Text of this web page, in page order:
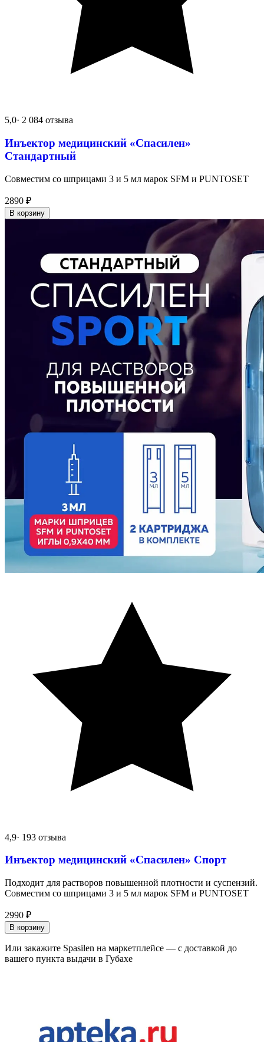
5,0· 2 084 отзыва
Инъектор медицинский «Спасилен»
Стандартный
Совместим со шприцами 3 и 5 мл марок SFM и PUNTOSET
2890 ₽
В корзину
4,9· 193 отзыва
Инъектор медицинский «Спасилен» Спорт
Подходит для растворов повышенной плотности и суспензий.
Совместим со шприцами 3 и 5 мл марок SFM и PUNTOSET
2990 ₽
В корзину
Или закажите Spasilen на маркетплейсе — с доставкой до
вашего пункта выдачи в Губахе